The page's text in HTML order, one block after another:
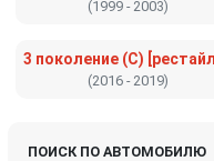
(1999 - 2003)
(2016 - 2019)
ПОИСК ПО АВТОМОБИЛЮ